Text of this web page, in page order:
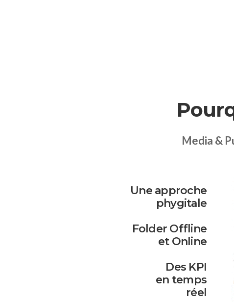
Media &
Une approche
phygitale
Folder Offline
et Online
Des KPI
en temps
réel